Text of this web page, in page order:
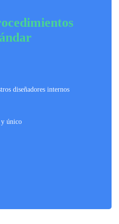
diseñadores internos
único